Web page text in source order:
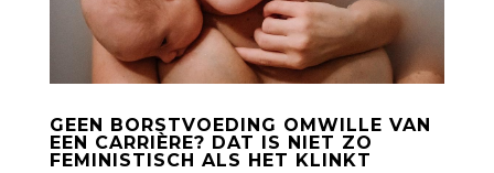
GEEN BORSTVOEDING OMWILLE VAN
EEN CARRIÈRE? DAT IS NIET ZO
FEMINISTISCH ALS HET KLINKT